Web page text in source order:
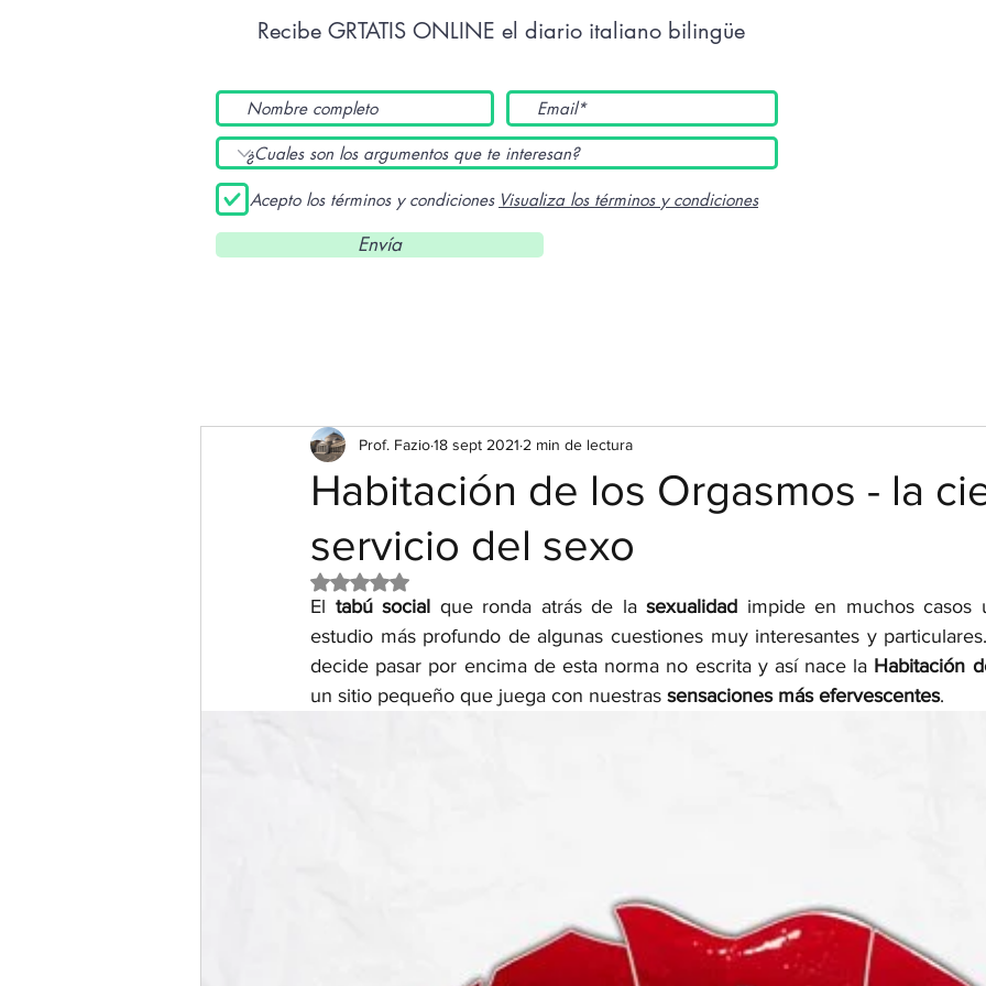
Recibe GRTATIS ONLINE el diario italiano bilingüe
Acepto los términos y condiciones Visualiza los términos y condiciones
Envía
Habitación de los Orgasmos - la
servicio del sexo
Prof. Fazio18 sept 2021 2 min de lectura
Obtuvo NaN de 5 estrellas.
El tabú social que ronda atrás de la sexualidad impide en muchos casos
estudio más profundo de algunas cuestiones muy interesantes y
decide pasar por encima de esta norma no escrita y así nace la Habitación
un sitio pequeño que juega con nuestras sensaciones más efervescentes.